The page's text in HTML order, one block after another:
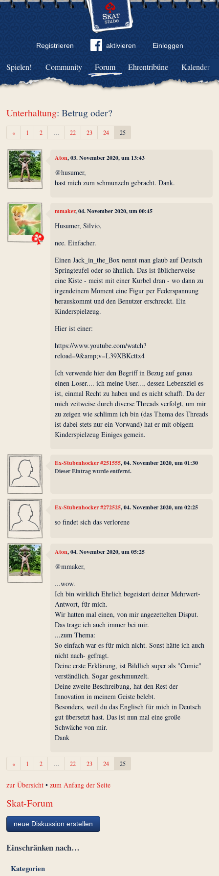
Registrieren aktivieren Einloggen
Community Forum Ehrentribüne Kalender
Spielen!
Unterhaltung: Betrug oder?
«Zurück1 2 … 22 23 24 25
Aton, 03. November 2020, um 13:43
@husumer,
hast mich zum schmunzeln gebracht. Dank.
mmaker, 04. November 2020, um 00:45
Husumer, Silvio,
nee. Einfacher.
Einen Jack_in_the_Box nennt man glaub auf Deutsch
Springteufel oder so ähnlich. Das ist üblicherweise
eine Kiste - meist mit einer Kurbel dran - wo dann zu
irgendeinem Moment eine Figur per Federspannung
herauskommt und den Benutzer erschreckt. Ein
Kinderspielzeug.
Hier ist einer:
https://www.youtube.com/watch?
reload=9&amp;v=L39XBKcttx4
Ich verwende hier den Begriff in Bezug auf genau
einen Loser.... ich meine User..., dessen Lebensziel es
ist, einmal Recht zu haben und es nicht schafft. Da der
mich zeitweise durch diverse Threads verfolgt, um mir
zu zeigen wie schlimm ich bin (das Thema des Threads
ist dabei stets nur ein Vorwand) hat er mit obigem
Kinderspielzeug Einiges gemein.
Ex-Stubenhocker #251555, 04. November 2020, um 01:30
Dieser Eintrag wurde entfernt.
Ex-Stubenhocker #272525, 04. November 2020, um 02:25
so findet sich das verlorene
Aton, 04. November 2020, um 05:25
@mmaker,
...wow.
Ich bin wirklich Ehrlich begeistert deiner Mehrwert-
Antwort, für mich.
Wir hatten mal einen, von mir angezettelten Disput.
Das trage ich auch immer bei mir.
...zum Thema:
So einfach war es für mich nicht. Sonst hätte ich auch
nicht nach- gefragt.
Deine erste Erklärung, ist Bildlich super als "Comic"
verständlich. Sogar geschmunzelt.
Deine zweite Beschreibung, hat den Rest der
Innovation in meinem Geiste belebt.
Besonders, weil du das Englisch für mich in Deutsch
gut übersetzt hast. Das ist nun mal eine große
Schwäche von mir.
Dank
«Zurück1 2 … 22 23 24 25
zur Übersicht •zum Anfang der Seite
Skat-Forum
neue Diskussion erstellen
Einschränken nach…
Kategorien